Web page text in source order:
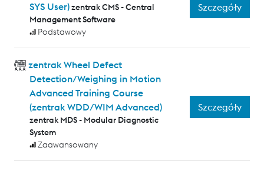
SYS User)zentrak CMS - Central
Management Software
Podstawowy
Szczegóły
zentrak Wheel Defect
Detection/Weighing in Motion
Advanced Training Course
(zentrak WDD/WIM Advanced)
zentrak MDS - Modular Diagnostic
System
Zaawansowany
Szczegóły